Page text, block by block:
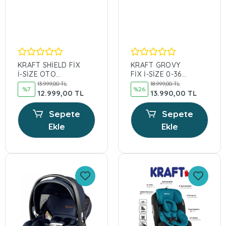
KRAFT SHİELD FİX
İ-SİZE OTO
KOLTUĞU 0-36 KG
İSOFİXLİ 360
%7
13.999,00 TL
12.999,00 TL
Sepete
Ekle
KRAFT GROVY
FİX İ-SİZE 0-36
KG SİYAH OTO
KOLUĞU 360
%26
18.999,00 TL
13.990,00 TL
Sepete
Ekle